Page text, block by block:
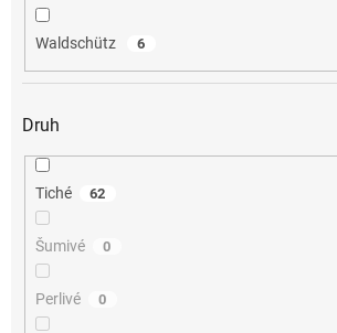
Waldschütz 6
Druh
Tiché 62
Šumivé 0
Perlivé 0